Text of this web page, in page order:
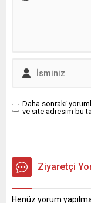
Daha sonraki
ve site adresim bu
Ziyaretçi
Henüz yorum